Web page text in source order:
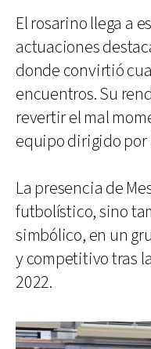
El rosarino llega a
actuaciones
donde convirtió
encuentros. Su
revertir el mal
equipo dirigido por
La presencia de
futbolístico, sino
simbólico, en un
y competitivo tras
2022.